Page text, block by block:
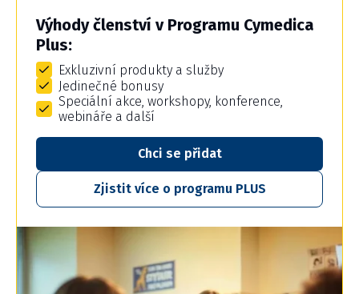
Výhody členství v Programu Cymedica
Plus:
Exkluzivní produkty a služby
Jedinečné bonusy
Speciální akce, workshopy, konference,
webináře a další
Chci se přidat
Zjistit více o programu PLUS